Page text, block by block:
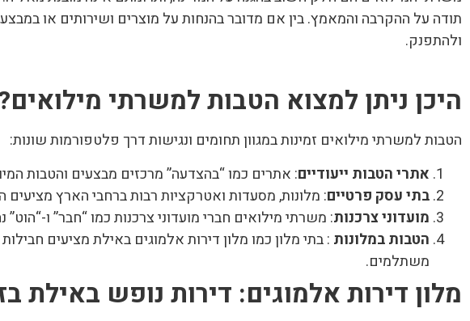
תודה על ההקרבה והמאמץ. בין אם מדובר בהנחות על מוצרים ושירותים או
ולהתפנק.
היכן ניתן למצוא הטבות למשרתי מילואים
הטבות למשרתי מילואים זמינות במגוון תחומים ונגישות דרך פלטפורמות שונות:
אתרי הטבות ייעודיים: אתרים כמו “בהצדעה” מרכזים מבצעים והטבות
בתי עסק פרטיים: מלונות, מסעדות ואטרקציות רבות ברחבי הארץ מציעים
מועדוני צרכנות: משרתי מילואים חברי מועדוני צרכנות כמו “חבר” ו-
הטבות במלונות : בתי מלון כמו מלון דירות אלמוגים באילת מציעים
משתלמים.
מלון דירות אלמוגים: דירות נופש באילת